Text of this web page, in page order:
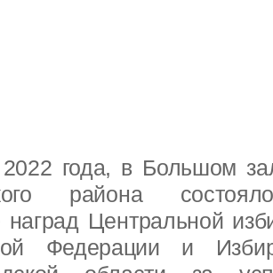
года, в Большом
района
наград Центральной
Федерации и